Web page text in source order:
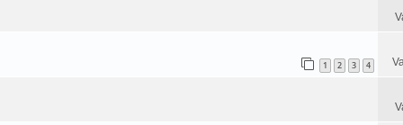
1 2 3 4